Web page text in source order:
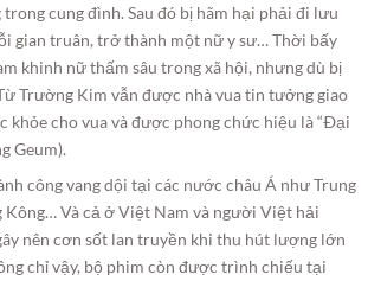
cung đình. Sau đó bị hãm hại phải đi lưu
gian truân, trở thành một nữ y sư… Thời bấy
khinh nữ thấm sâu trong xã hội, nhưng dù bị
Trường Kim vẫn được nhà vua tin tưởng giao
khỏe cho vua và được phong chức hiệu là “Ðại
Geum).
công vang dội tại các nước châu Á như Trung
Kông… Và cả ở Việt Nam và người Việt hải
nên cơn sốt lan truyền khi thu hút lượng lớn
chỉ vậy, bộ phim còn được trình chiếu tại